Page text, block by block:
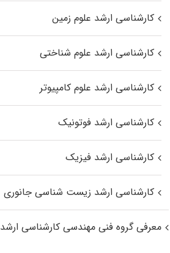
کارشناسی ارشد علوم زمین
کارشناسی ارشد علوم شناختی
کارشناسی ارشد علوم کامپیوتر
کارشناسی ارشد فوتونیک
کارشناسی ارشد فیزیک
کارشناسی ارشد زیست‌ شناسی جانوری
معرفی گروه فنی مهندسی کارشناسی ارشد